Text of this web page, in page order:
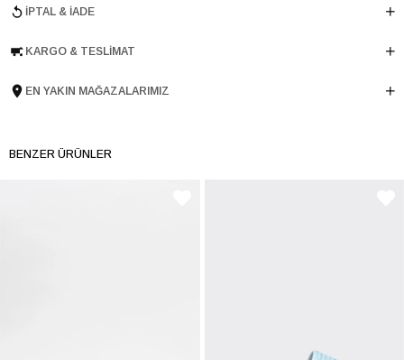
Topuk Boyu 3 cm
Taban Yüksekliği 3 cm
İPTAL & İADE
KARGO & TESLIMAT
EN YAKIN MAĞAZALARIMIZ
BENZER ÜRÜNLER